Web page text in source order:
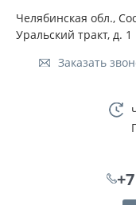
Челябинская обл.,
Уральский тракт, д. 1
Заказать